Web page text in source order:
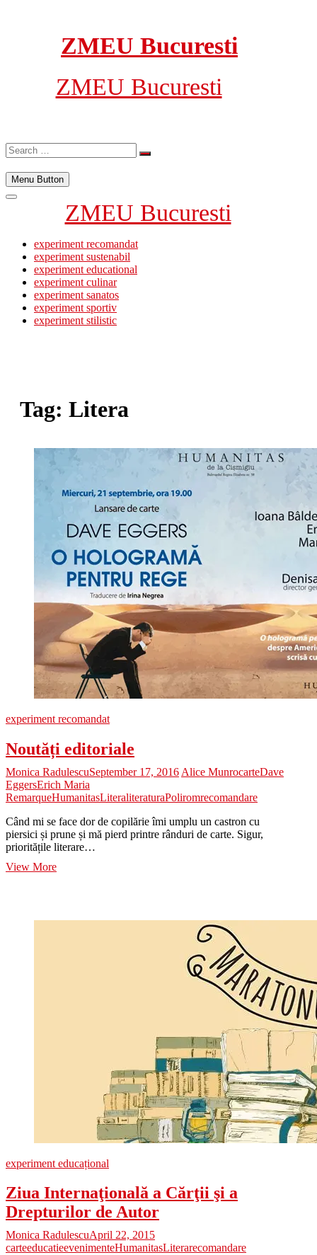
ZMEU Bucuresti
ZMEU Bucuresti
Search
…
Menu Button
ZMEU Bucuresti
experiment recomandat
experiment sustenabil
experiment educational
experiment culinar
experiment sanatos
experiment sportiv
experiment stilistic
Tag: Litera
experiment recomandat
Noutăți editoriale
Monica RadulescuSeptember 17, 2016 Alice MunrocarteDave
EggersErich Maria
RemarqueHumanitasLiteraliteraturaPoliromrecomandare
Când mi se face dor de copilărie îmi umplu un castron cu
piersici și prune și mă pierd printre rânduri de carte. Sigur,
prioritățile literare…
View MoreNoutăți
experiment educațional
Ziua Internaţională a Cărţii şi a
Drepturilor de Autor
Monica RadulescuApril 22, 2015
carteeducatieevenimenteHumanitasLiterarecomandare